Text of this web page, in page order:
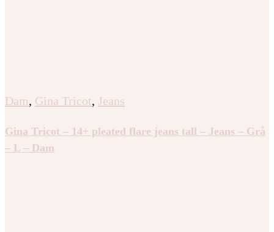
Dam, Gina Tricot, Jeans
Gina Tricot – 14+ pleated flare jeans tall – Jeans – Grå
– L – Dam